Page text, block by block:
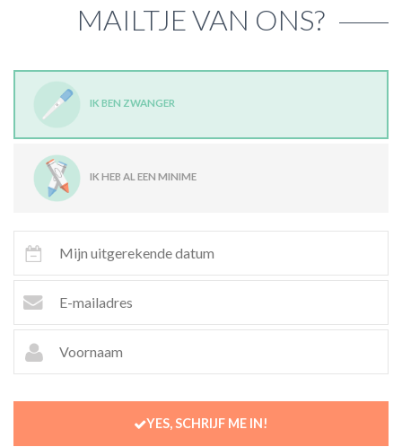
MAILTJE VAN ONS?
IK BEN ZWANGER
IK HEB AL EEN MINIME
YES, SCHRIJF ME IN!